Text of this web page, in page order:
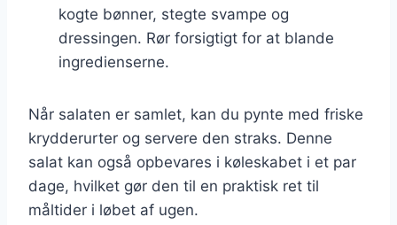
kogte bønner, stegte svampe og
dressingen. Rør forsigtigt for at blande
ingredienserne.
Når salaten er samlet, kan du pynte med friske
krydderurter og servere den straks. Denne
salat kan også opbevares i køleskabet i et par
dage, hvilket gør den til en praktisk ret til
måltider i løbet af ugen.